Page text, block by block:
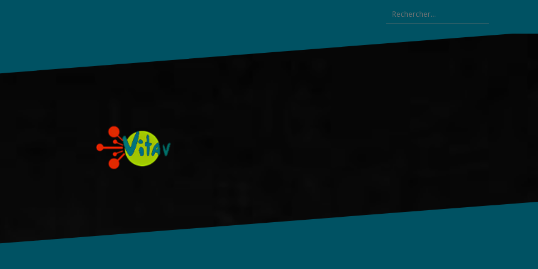
Rechercher :